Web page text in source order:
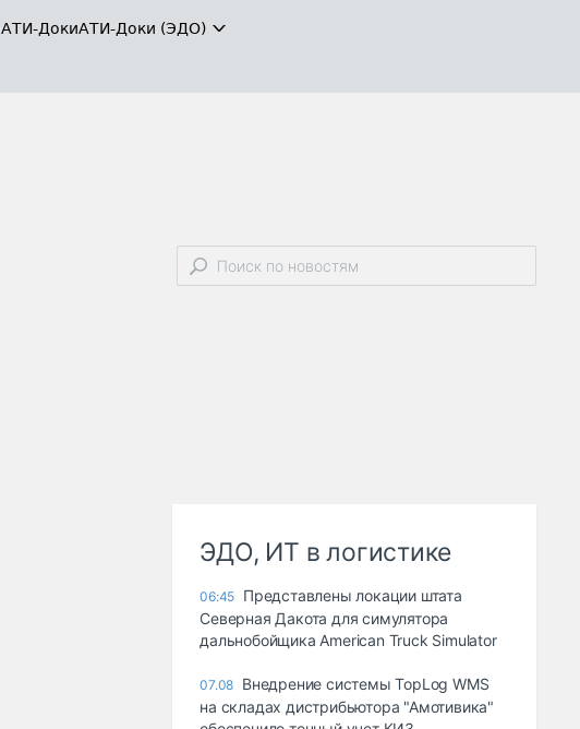
АТИ-ДокиАТИ-Доки (ЭДО)
ЭДО, ИТ в логистике
06:45 Представлены локации штата
Северная Дакота для симулятора
дальнобойщика American Truck Simulator
07.08 Внедрение системы TopLog WMS
на складах дистрибьютора "Амотивика"